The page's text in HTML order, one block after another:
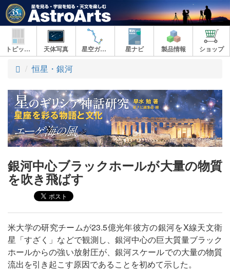
トピックス 天体写真 星空ガイド 星ナビ 製品情報 ショップ
ト
プ
恒星・銀河
銀河中心ブラックホールが大量の物質
を吹き飛ばす
米大学の研究チームが23.5億光年彼方の銀河をX線天文衛
星「すざく」などで観測し、銀河中心の巨大質量ブラック
ホールからの強い放射圧が、銀河スケールでの大量の物質
流出を引き起こす原因であることを初めて示した。